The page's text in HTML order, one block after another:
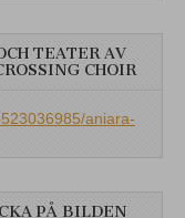
TEATER AV
CHOIR
aniara-
PÅ BILDEN